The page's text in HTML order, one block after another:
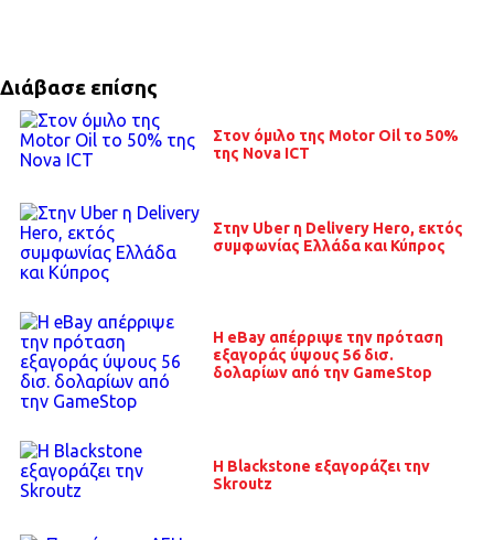
Διάβασε επίσης
Στον όμιλο της Motor Oil το 50%
της Nova ICT
Στην Uber η Delivery Hero, εκτός
συμφωνίας Ελλάδα και Κύπρος
H eBay απέρριψε την πρόταση
εξαγοράς ύψους 56 δισ.
δολαρίων από την GameStop
Η Blackstone εξαγοράζει την
Skroutz